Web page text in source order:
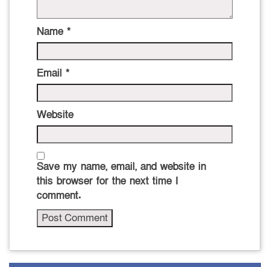
Name *
Email *
Website
Save my name, email, and website in
this browser for the next time I
comment.